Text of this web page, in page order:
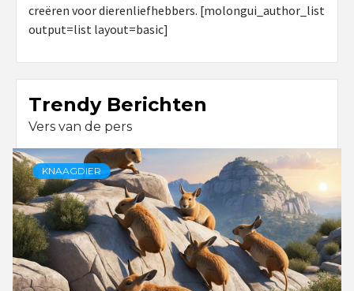
creëren voor dierenliefhebbers. [molongui_author_list
output=list layout=basic]
Trendy Berichten
Vers van de pers
KNAAGDIER